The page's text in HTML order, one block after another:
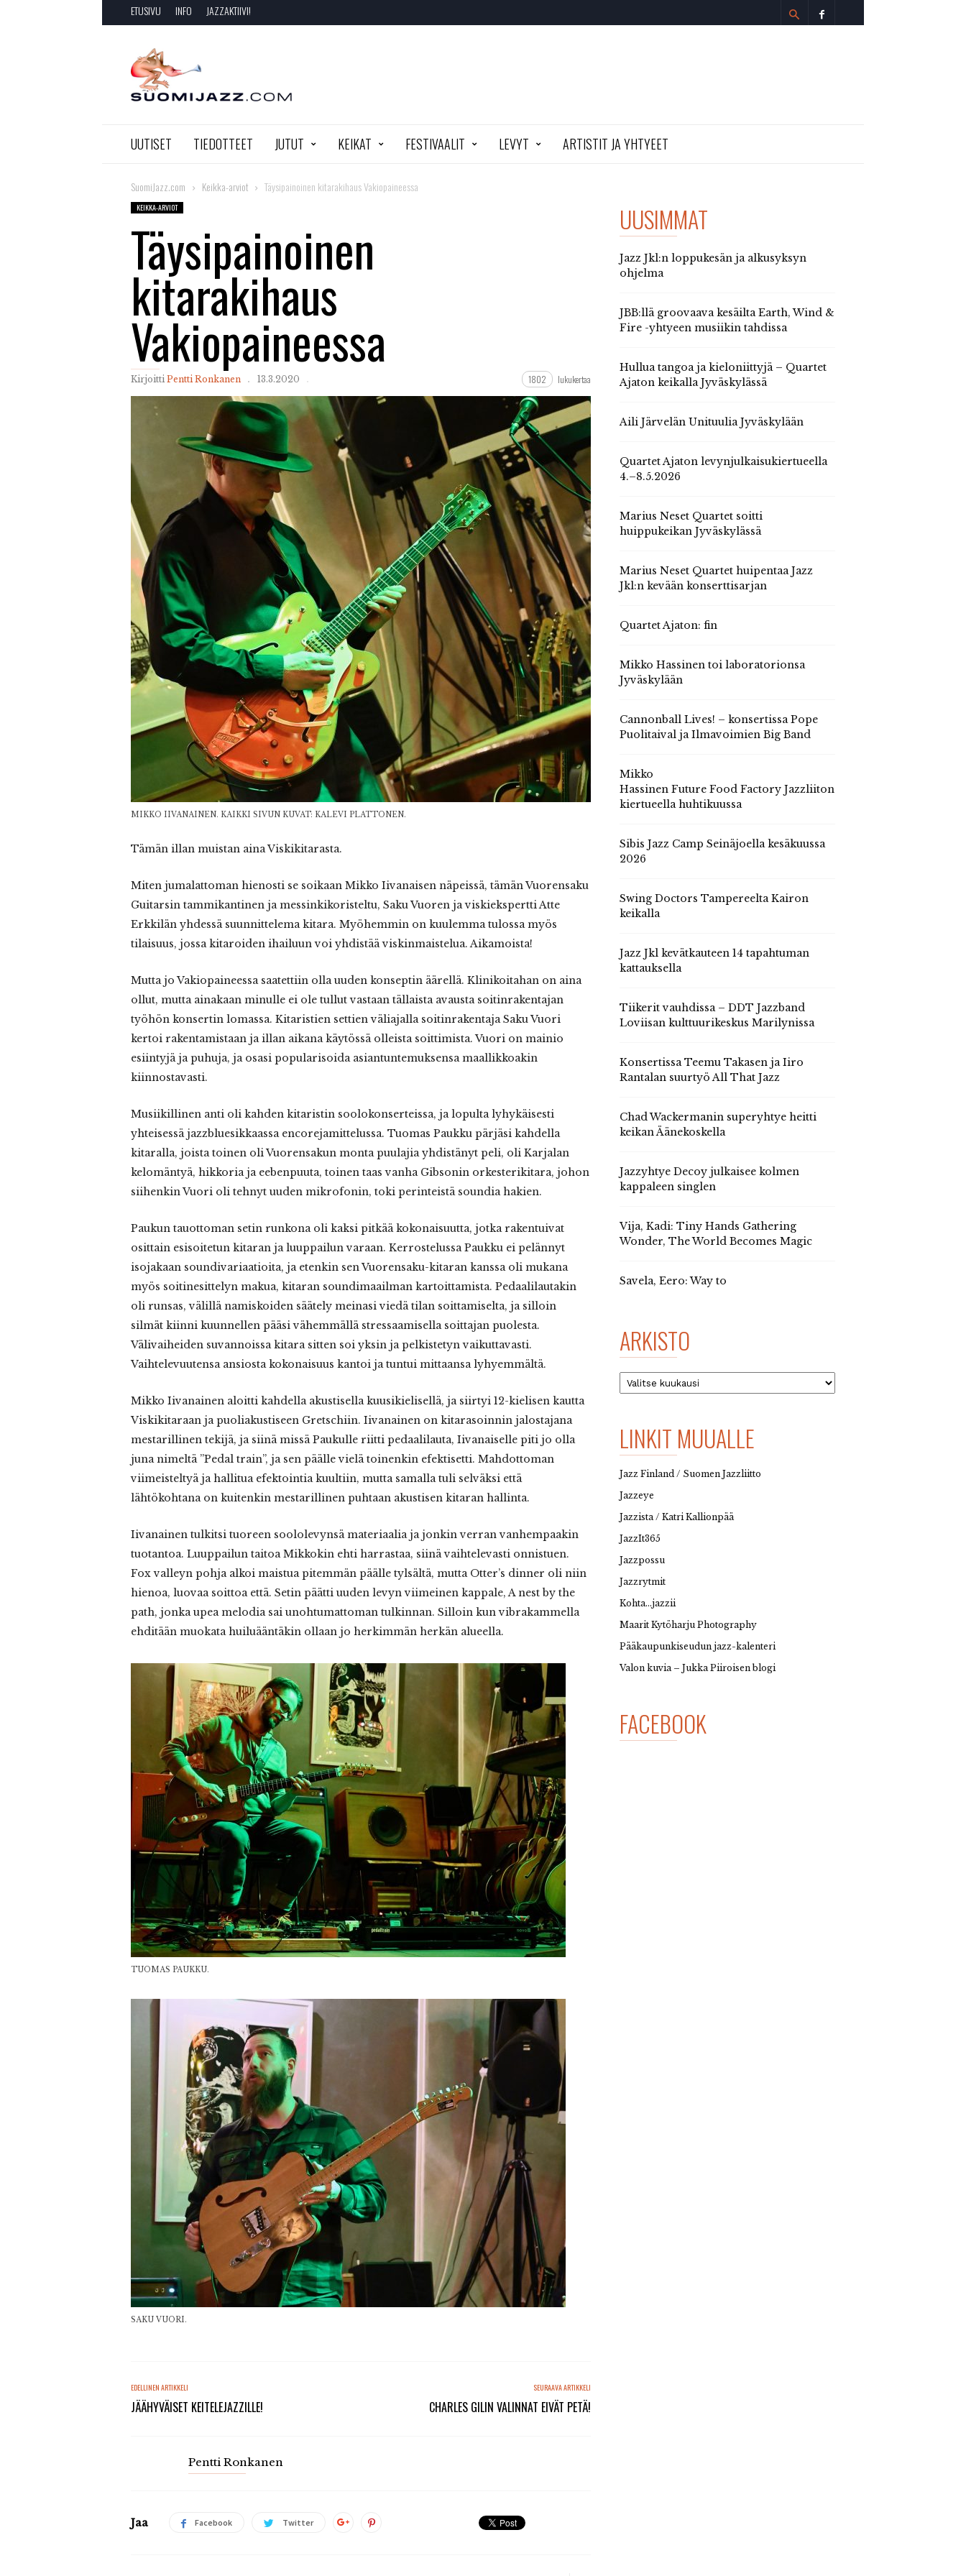
ETUSIVU INFO JAZZAKTIIVI!
SuomiJazz.com
UUTISET TIEDOTTEET JUTUT KEIKAT FESTIVAALIT LEVYT ARTISTIT JA YHTYEET
SuomiJazz.com Keikka-arviot Täysipainoinen kitarakihaus Vakiopaineessa
KEIKKA-ARVIOT
Täysipainoinen
kitarakihaus
Vakiopaineessa
Kirjoitti Pentti Ronkanen 13.3.2020 1802 lukukertaa
MIKKO IIVANAINEN. KAIKKI SIVUN KUVAT: KALEVI PLATTONEN.
Tämän illan muistan aina Viskikitarasta.
Miten jumalattoman hienosti se soikaan Mikko Iivanaisen näpeissä, tämän Vuorensaku
Guitarsin tammikantinen ja messinkikoristeltu, Saku Vuoren ja viskiekspertti Atte
Erkkilän yhdessä suunnittelema kitara. Myöhemmin on kuulemma tulossa myös
tilaisuus, jossa kitaroiden ihailuun voi yhdistää viskinmaistelua. Aikamoista!
Mutta jo Vakiopaineessa saatettiin olla uuden konseptin äärellä. Klinikoitahan on aina
ollut, mutta ainakaan minulle ei ole tullut vastaan tällaista avausta soitinrakentajan
työhön konsertin lomassa. Kitaristien settien väliajalla soitinrakentaja Saku Vuori
kertoi rakentamistaan ja illan aikana käytössä olleista soittimista. Vuori on mainio
esiintyjä ja puhuja, ja osasi popularisoida asiantuntemuksensa maallikkoakin
kiinnostavasti.
Musiikillinen anti oli kahden kitaristin soolokonserteissa, ja lopulta lyhykäisesti
yhteisessä jazzbluesikkaassa encorejamittelussa. Tuomas Paukku pärjäsi kahdella
kitaralla, joista toinen oli Vuorensakun monta puulajia yhdistänyt peli, oli Karjalan
kelomäntyä, hikkoria ja eebenpuuta, toinen taas vanha Gibsonin orkesterikitara, johon
siihenkin Vuori oli tehnyt uuden mikrofonin, toki perinteistä soundia hakien.
Paukun tauottoman setin runkona oli kaksi pitkää kokonaisuutta, jotka rakentuivat
osittain esisoitetun kitaran ja luuppailun varaan. Kerrostelussa Paukku ei pelännyt
isojakaan soundivariaatioita, ja etenkin sen Vuorensaku-kitaran kanssa oli mukana
myös soitinesittelyn makua, kitaran soundimaailman kartoittamista. Pedaalilautakin
oli runsas, välillä namiskoiden säätely meinasi viedä tilan soittamiselta, ja silloin
silmät kiinni kuunnellen pääsi vähemmällä stressaamisella soittajan puolesta.
Välivaiheiden suvannoissa kitara sitten soi yksin ja pelkistetyn vaikuttavasti.
Vaihtelevuutensa ansiosta kokonaisuus kantoi ja tuntui mittaansa lyhyemmältä.
Mikko Iivanainen aloitti kahdella akustisella kuusikielisellä, ja siirtyi 12-kielisen kautta
Viskikitaraan ja puoliakustiseen Gretschiin. Iivanainen on kitarasoinnin jalostajana
mestarillinen tekijä, ja siinä missä Paukulle riitti pedaalilauta, Iivanaiselle piti jo olla
juna nimeltä ”Pedal train”, ja sen päälle vielä toinenkin efektisetti. Mahdottoman
viimeisteltyä ja hallitua efektointia kuultiin, mutta samalla tuli selväksi että
lähtökohtana on kuitenkin mestarillinen puhtaan akustisen kitaran hallinta.
Iivanainen tulkitsi tuoreen soololevynsä materiaalia ja jonkin verran vanhempaakin
tuotantoa. Luuppailun taitoa Mikkokin ehti harrastaa, siinä vaihtelevasti onnistuen.
Fox valleyn pohja alkoi maistua pitemmän päälle tylsältä, mutta Otter’s dinner oli niin
hienoa, luovaa soittoa että. Setin päätti uuden levyn viimeinen kappale, A nest by the
path, jonka upea melodia sai unohtumattoman tulkinnan. Silloin kun vibrakammella
ehditään muokata huiluääntäkin ollaan jo herkimmän herkän alueella.
TUOMAS PAUKKU.
SAKU VUORI.
EDELLINEN ARTIKKELI
JÄÄHYVÄISET KEITELEJAZZILLE!
SEURAAVA ARTIKKELI
CHARLES GILIN VALINNAT EIVÄT PETÄ!
Pentti Ronkanen
Jaa Facebook Twitter
UUSIMMAT
Jazz Jkl:n loppukesän ja alkusyksyn
ohjelma
JBB:llä groovaava kesäilta Earth, Wind &
Fire -yhtyeen musiikin tahdissa
Hullua tangoa ja kieloniittyjä – Quartet
Ajaton keikalla Jyväskylässä
Aili Järvelän Unituulia Jyväskylään
Quartet Ajaton levynjulkaisukiertueella
4.–8.5.2026
Marius Neset Quartet soitti
huippukeikan Jyväskylässä
Marius Neset Quartet huipentaa Jazz
Jkl:n kevään konserttisarjan
Quartet Ajaton: fin
Mikko Hassinen toi laboratorionsa
Jyväskylään
Cannonball Lives! – konsertissa Pope
Puolitaival ja Ilmavoimien Big Band
Mikko
Hassinen Future Food Factory Jazzliiton
kiertueella huhtikuussa
Sibis Jazz Camp Seinäjoella kesäkuussa
2026
Swing Doctors Tampereelta Kairon
keikalla
Jazz Jkl kevätkauteen 14 tapahtuman
kattauksella
Tiikerit vauhdissa – DDT Jazzband
Loviisan kulttuurikeskus Marilynissa
Konsertissa Teemu Takasen ja Iiro
Rantalan suurtyö All That Jazz
Chad Wackermanin superyhtye heitti
keikan Äänekoskella
Jazzyhtye Decoy julkaisee kolmen
kappaleen singlen
Vija, Kadi: Tiny Hands Gathering
Wonder, The World Becomes Magic
Savela, Eero: Way to
ARKISTO
Arkisto
LINKIT MUUALLE
Jazz Finland / Suomen Jazzliitto
Jazzeye
Jazzista / Katri Kallionpää
JazzIt365
Jazzpossu
Jazzrytmit
Kohta…jazzii
Maarit Kytöharju Photography
Pääkaupunkiseudun jazz-kalenteri
Valon kuvia – Jukka Piiroisen blogi
FACEBOOK